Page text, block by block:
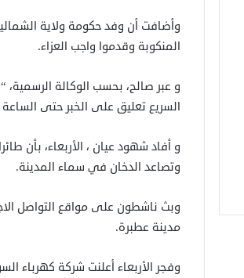
وأضافت أن وفد حكومة ولاية
المنكوبة وقدموا واجب العزاء.
و عبر صالح، بحسب الوكالة الرسمية،
السريع تعليق على الخبر حتى الساعة 15:35 “ت.غ”.
و أفاد شهود عيان ، الأربعاء، بأن
وتصاعد الدخان في سماء المدينة.
وبث ناشطون على مواقع التواصل
مدينة عطبرة.
وفجر الأربعاء أعلنت شركة كهرباء